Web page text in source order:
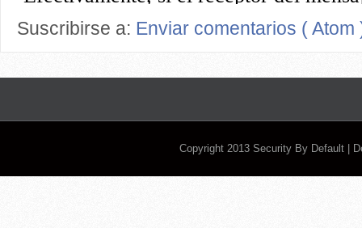
Suscribirse a: Enviar comentarios ( Atom
Copyright 2013 Security By Default |